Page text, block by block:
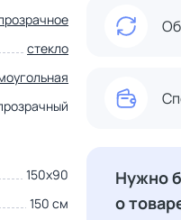
стекло
150x90
150 см
Нужно
о